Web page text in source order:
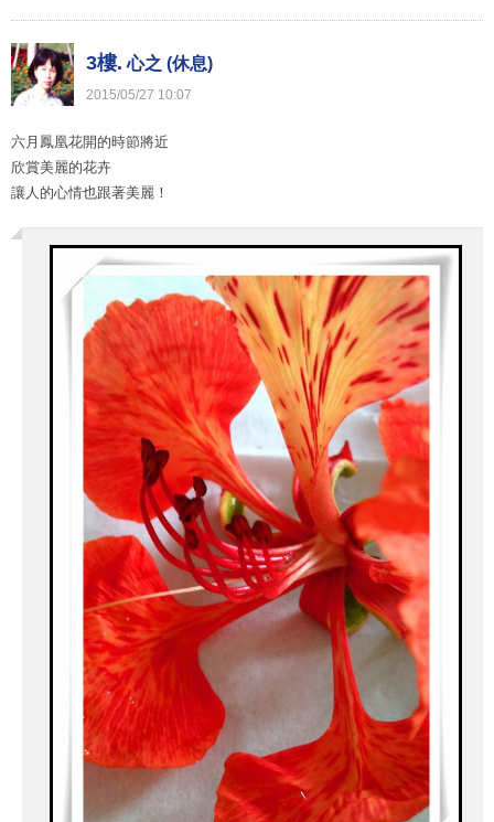
3樓. 心之 (休息)
2015/05/27 10:07
六月鳳凰花開的時節將近
欣賞美麗的花卉
讓人的心情也跟著美麗！